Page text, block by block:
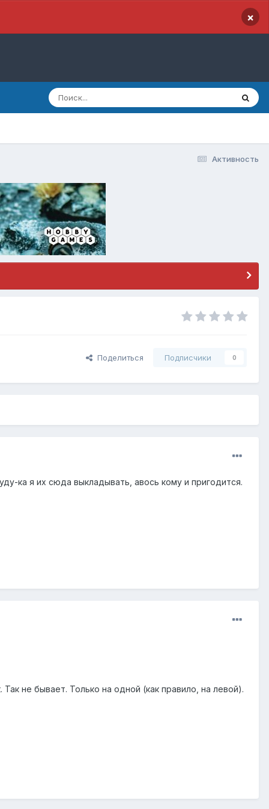
×
Активность
Поделиться Подписчики 0
ка я их сюда выкладывать, авось кому и пригодится.
не бывает. Только на одной (как правило, на левой).